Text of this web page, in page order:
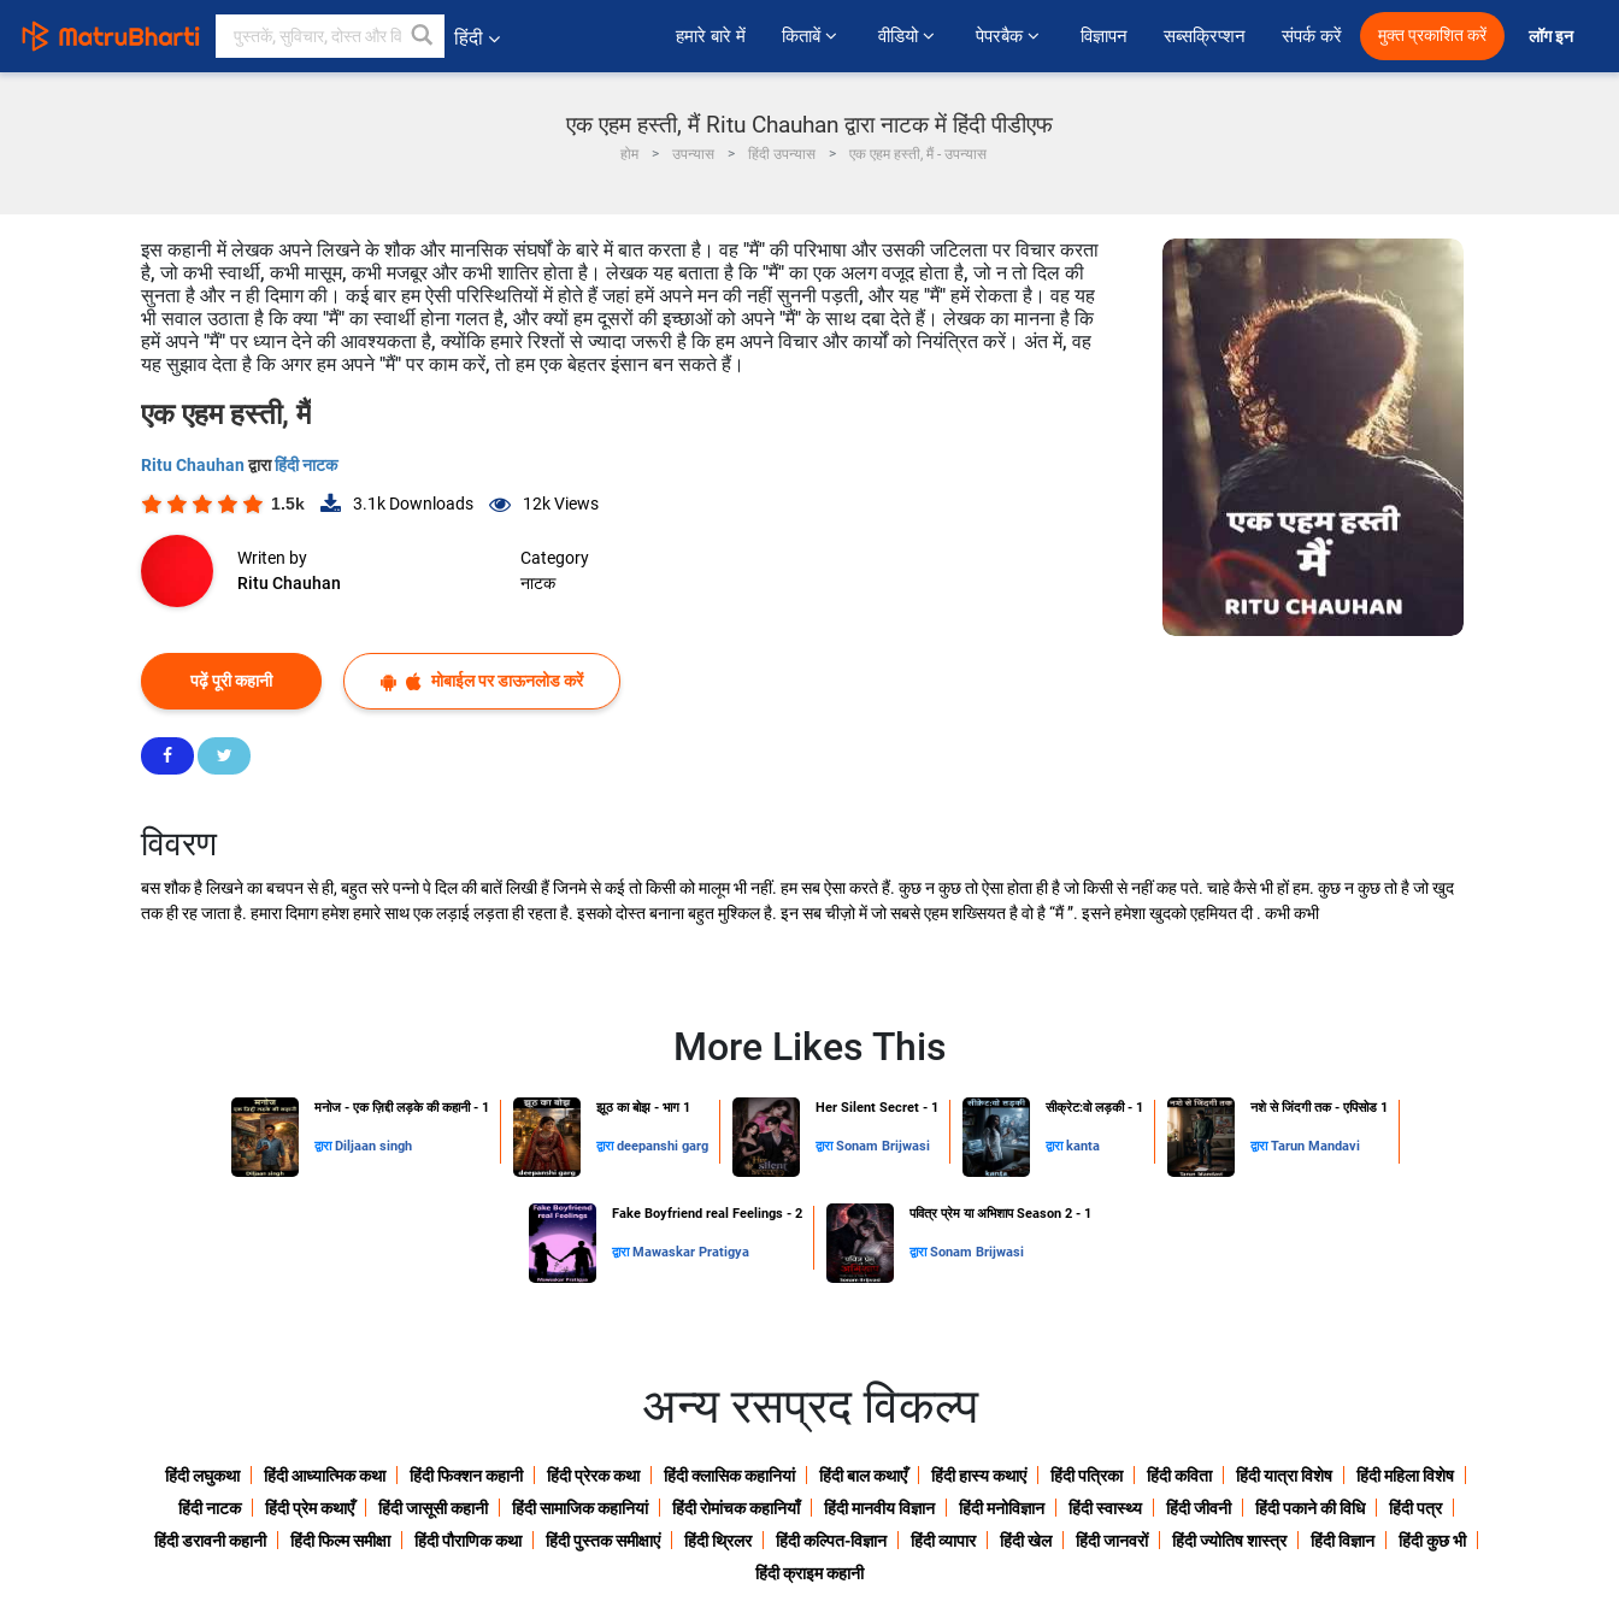
हिंदी हमारे बारे में किताबें वीडियो पेपरबैक विज्ञापन सब्सक्रिप्शन संपर्क करें मुक्त प्रकाशित करें लॉग इन
एक एहम हस्ती, मैं Ritu Chauhan द्वारा नाटक में हिंदी पीडीएफ
होम उपन्यास हिंदी उपन्यास एक एहम हस्ती, मैं - उपन्यास
इस कहानी में लेखक अपने लिखने के शौक और मानसिक संघर्षों के बारे में बात करता है। वह "मैं" की परिभाषा और उसकी जटिलता पर विचार करता
है, जो कभी स्वार्थी, कभी मासूम, कभी मजबूर और कभी शातिर होता है। लेखक यह बताता है कि "मैं" का एक अलग वजूद होता है, जो न तो दिल की
सुनता है और न ही दिमाग की। कई बार हम ऐसी परिस्थितियों में होते हैं जहां हमें अपने मन की नहीं सुननी पड़ती, और यह "मैं" हमें रोकता है। वह यह
भी सवाल उठाता है कि क्या "मैं" का स्वार्थी होना गलत है, और क्यों हम दूसरों की इच्छाओं को अपने "मैं" के साथ दबा देते हैं। लेखक का मानना है कि
हमें अपने "मैं" पर ध्यान देने की आवश्यकता है, क्योंकि हमारे रिश्तों से ज्यादा जरूरी है कि हम अपने विचार और कार्यों को नियंत्रित करें। अंत में, वह
यह सुझाव देता है कि अगर हम अपने "मैं" पर काम करें, तो हम एक बेहतर इंसान बन सकते हैं।
एक एहम हस्ती, मैं
Ritu Chauhanद्वाराहिंदी नाटक
1.5k 3.1k Downloads 12kViews
Writen by
Ritu Chauhan
Category
नाटक
पढ़ें पूरी कहानी मोबाईल पर डाऊनलोड करें
विवरण
बस शौक है लिखने का बचपन से ही, बहुत सरे पन्नो पे दिल की बातें लिखी हैं जिनमे से कई तो किसी को मालूम भी नहीं. हम सब ऐसा करते हैं. कुछ न कुछ तो ऐसा होता ही है जो किसी से नहीं कह पते. चाहे कैसे भी हों हम. कुछ न कुछ तो है जो खुद
तक ही रह जाता है. हमारा दिमाग हमेश हमारे साथ एक लड़ाई लड़ता ही रहता है. इसको दोस्त बनाना बहुत मुश्किल है. इन सब चीज़ो में जो सबसे एहम शख्सियत है वो है “मैं ”. इसने हमेशा खुदको एहमियत दी . कभी कभी
More Likes This
मनोज - एक ज़िद्दी लड़के की कहानी - 1
द्वारा Diljaan singh
झूठ का बोझ - भाग 1
द्वाराdeepanshi garg
Her Silent Secret - 1
द्वाराSonam Brijwasi
सीक्रेट:वो लड़की - 1
द्वारा kanta
नशे से जिंदगी तक - एपिसोड 1
द्वाराTarun Mandavi
Fake Boyfriend real Feelings - 2
द्वारा Mawaskar Pratigya
पवित्र प्रेम या अभिशाप Season 2 - 1
द्वाराSonam Brijwasi
अन्य रसप्रद विकल्प
हिंदी लघुकथा हिंदी आध्यात्मिक कथा हिंदी फिक्शन कहानी हिंदी प्रेरक कथा हिंदी क्लासिक कहानियां हिंदी बाल कथाएँ हिंदी हास्य कथाएं हिंदी पत्रिका हिंदी कविता हिंदी यात्रा विशेष
हिंदी महिला विशेष
हिंदी नाटक
हिंदी प्रेम कथाएँ हिंदी जासूसी कहानी हिंदी सामाजिक कहानियां हिंदी रोमांचक कहानियाँ हिंदी मानवीय विज्ञान हिंदी मनोविज्ञान हिंदी स्वास्थ्य हिंदी जीवनी हिंदी पकाने की विधि
हिंदी पत्र
हिंदी डरावनी कहानी
हिंदी फिल्म समीक्षा हिंदी पौराणिक कथा हिंदी पुस्तक समीक्षाएं हिंदी थ्रिलर हिंदी कल्पित-विज्ञान हिंदी व्यापार हिंदी खेल हिंदी जानवरों हिंदी ज्योतिष शास्त्र हिंदी विज्ञान
हिंदी कुछ भी
हिंदी क्राइम कहानी